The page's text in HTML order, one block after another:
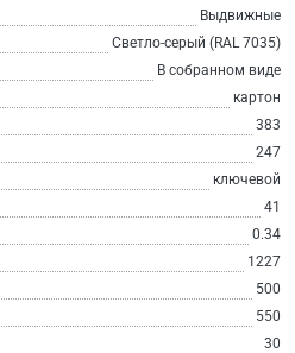
Выдвижные
Светло-серый (RAL 7035)
В собранном виде
картон
383
247
ключевой
41
0.34
1227
500
550
30